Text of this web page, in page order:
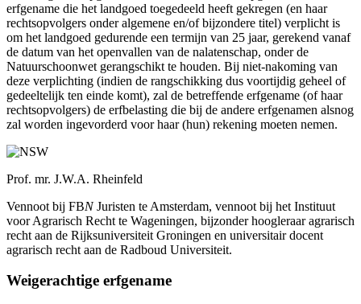
erfgename die het landgoed toegedeeld heeft gekregen (en haar
rechtsopvolgers onder algemene en/of bijzondere titel) verplicht is
om het landgoed gedurende een termijn van 25 jaar, gerekend vanaf
de datum van het openvallen van de nalatenschap, onder de
Natuurschoonwet gerangschikt te houden. Bij niet-nakoming van
deze verplichting (indien de rangschikking dus voortijdig geheel of
gedeeltelijk ten einde komt), zal de betreffende erfgename (of haar
rechtsopvolgers) de erfbelasting die bij de andere erfgenamen alsnog
zal worden ingevorderd voor haar (hun) rekening moeten nemen.
Prof. mr. J.W.A. Rheinfeld
Vennoot bij FBNJuristen te Amsterdam, vennoot bij het Instituut
voor Agrarisch Recht te Wageningen, bijzonder hoogleraar agrarisch
recht aan de Rijksuniversiteit Groningen en universitair docent
agrarisch recht aan de Radboud Universiteit.
Weigerachtige erfgename